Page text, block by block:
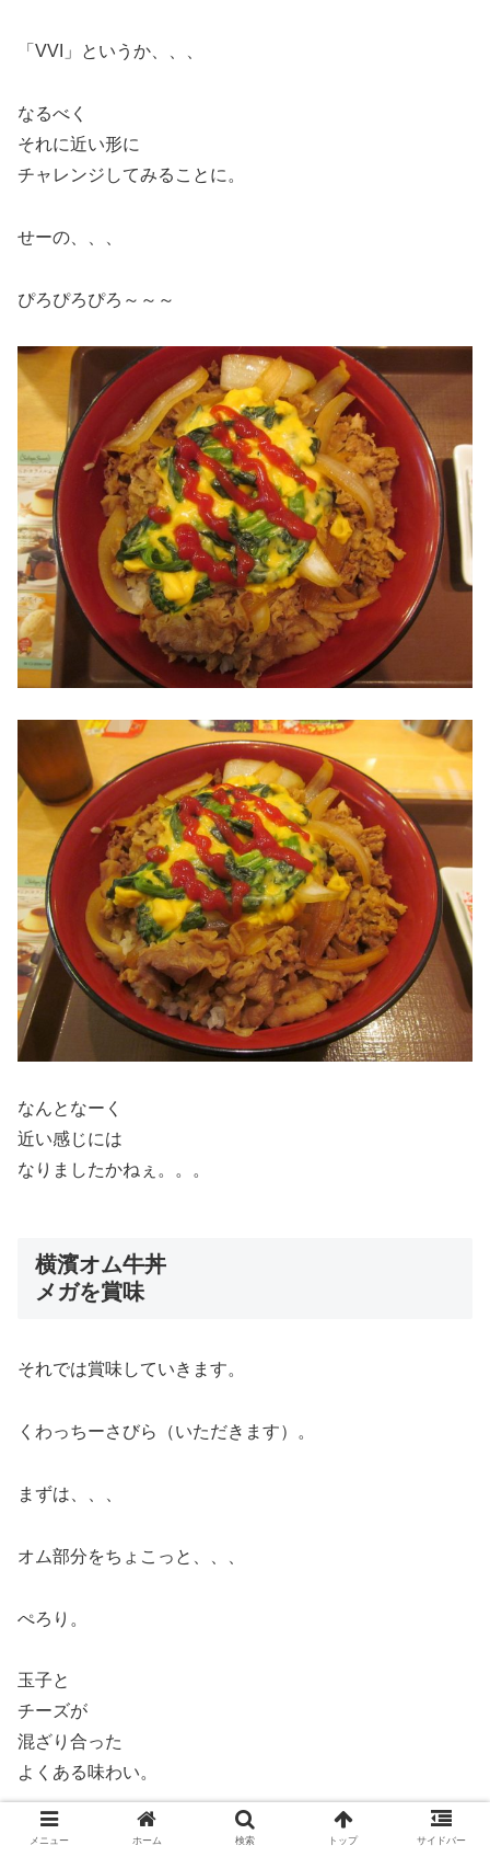
「VVI」というか、、、
なるべく
それに近い形に
チャレンジしてみることに。
せーの、、、
ぴろぴろぴろ～～～
なんとなーく
近い感じには
なりましたかねぇ。。。
横濱オム牛丼
メガを賞味
それでは賞味していきます。
くわっちーさびら（いただきます）。
まずは、、、
オム部分をちょこっと、、、
ぺろり。
玉子と
チーズが
混ざり合った
よくある味わい。
ほうれん草は
メニュー ホーム 検索 トップ サイドバー